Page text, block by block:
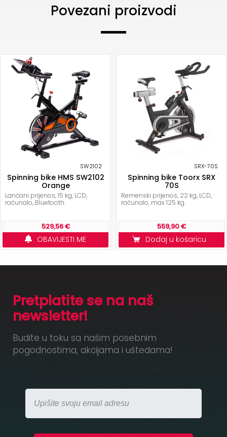
Povezani proizvodi
SW2102
Spinning bike HMS SW2102
Orange
Lančani prijenos, 15 kg, LCD,
računalo, Bluetooth.
529,56 €
OBAVIJESTI ME
SRX-70S
Spinning bike Toorx SRX
70S
Remenski prijenos, 22 kg, LCD,
računalo, max 125 kg.
559,90 €
Dodaj u košaricu
Pretplatite se na naš
newsletter!
Budite u toku sa našim posebnim
pogodnostima, akcijama i uštedama!